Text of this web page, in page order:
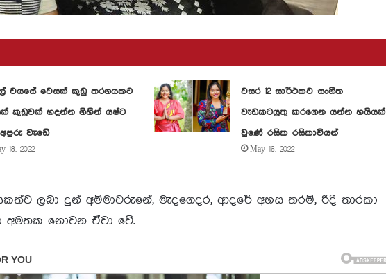
වයසේ වෙසක් කුඩු තරගයකට
කුඩුවක් හදන්න ගිහින් යෂ්ට
වැඩේ
18, 2022
වසර 12 සාර්ථකව සංගීත
වැඩකටයුතු කරගෙන යන්න හයියක්
වුණේ රසික රසිකාවියන්
May 16, 2022
ලබා දුන් අම්මාවරුනේ, මැදගෙදර, ආදරේ අහස තරම්, රිදී තාරකා
අමතක නොවන ඒවා වේ.